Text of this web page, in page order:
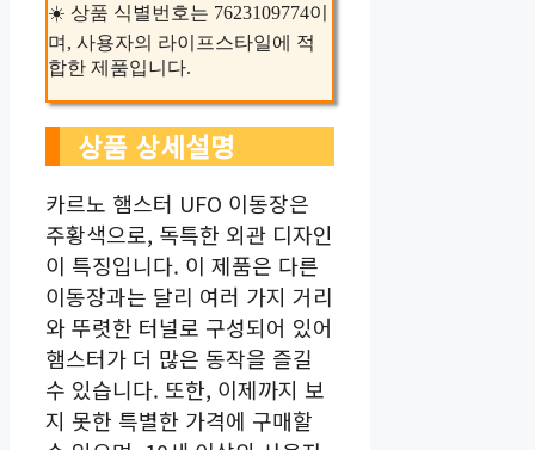
☀️ 상품 식별번호는 7623109774이
며, 사용자의 라이프스타일에 적
합한 제품입니다.
상품 상세설명
카르노 햄스터 UFO 이동장은
주황색으로, 독특한 외관 디자인
이 특징입니다. 이 제품은 다른
이동장과는 달리 여러 가지 거리
와 뚜렷한 터널로 구성되어 있어
햄스터가 더 많은 동작을 즐길
수 있습니다. 또한, 이제까지 보
지 못한 특별한 가격에 구매할